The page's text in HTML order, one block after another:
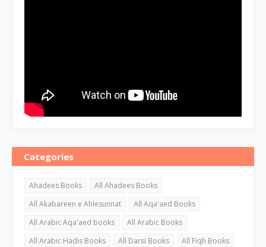
Categories
Ahadees Books
All Ahadees Books
All Akabareen e Ahlesunnat
All Aqa'aed Books
All Arabic Aqa'aed books
All Arabic Books
All Arabic Hadis Books
All Darsi Books
All Fiqh Books